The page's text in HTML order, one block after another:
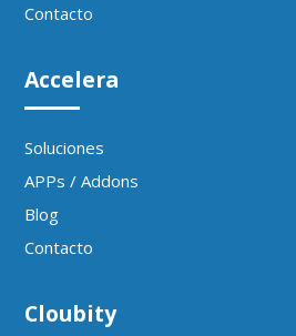
Contacto
Accelera
Soluciones
APPs / Addons
Blog
Contacto
Cloubity